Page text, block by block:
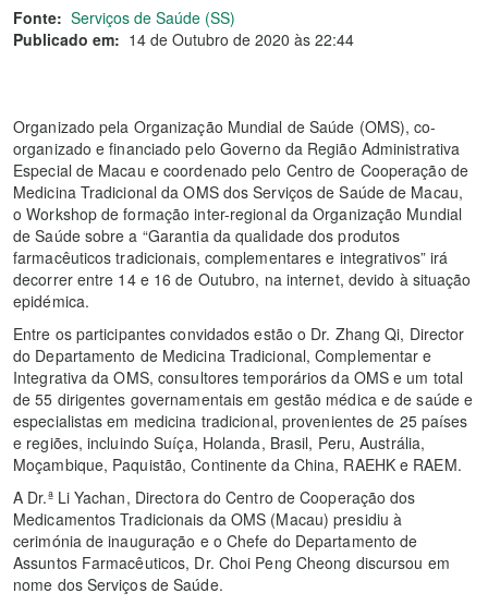
Fonte: Serviços de Saúde (SS)
Publicado em: 14 de Outubro de 2020 às 22:44
Organizado pela Organização Mundial de Saúde (OMS), co-
organizado e financiado pelo Governo da Região Administrativa
Especial de Macau e coordenado pelo Centro de Cooperação de
Medicina Tradicional da OMS dos Serviços de Saúde de Macau,
o Workshop de formação inter-regional da Organização Mundial
de Saúde sobre a “Garantia da qualidade dos produtos
farmacêuticos tradicionais, complementares e integrativos” irá
decorrer entre 14 e 16 de Outubro, na internet, devido à situação
epidémica.
Entre os participantes convidados estão o Dr. Zhang Qi, Director
do Departamento de Medicina Tradicional, Complementar e
Integrativa da OMS, consultores temporários da OMS e um total
de 55 dirigentes governamentais em gestão médica e de saúde e
especialistas em medicina tradicional, provenientes de 25 países
e regiões, incluindo Suíça, Holanda, Brasil, Peru, Austrália,
Moçambique, Paquistão, Continente da China, RAEHK e RAEM.
A Dr.ª Li Yachan, Directora do Centro de Cooperação dos
Medicamentos Tradicionais da OMS (Macau) presidiu à
cerimónia de inauguração e o Chefe do Departamento de
Assuntos Farmacêuticos, Dr. Choi Peng Cheong discursou em
nome dos Serviços de Saúde.